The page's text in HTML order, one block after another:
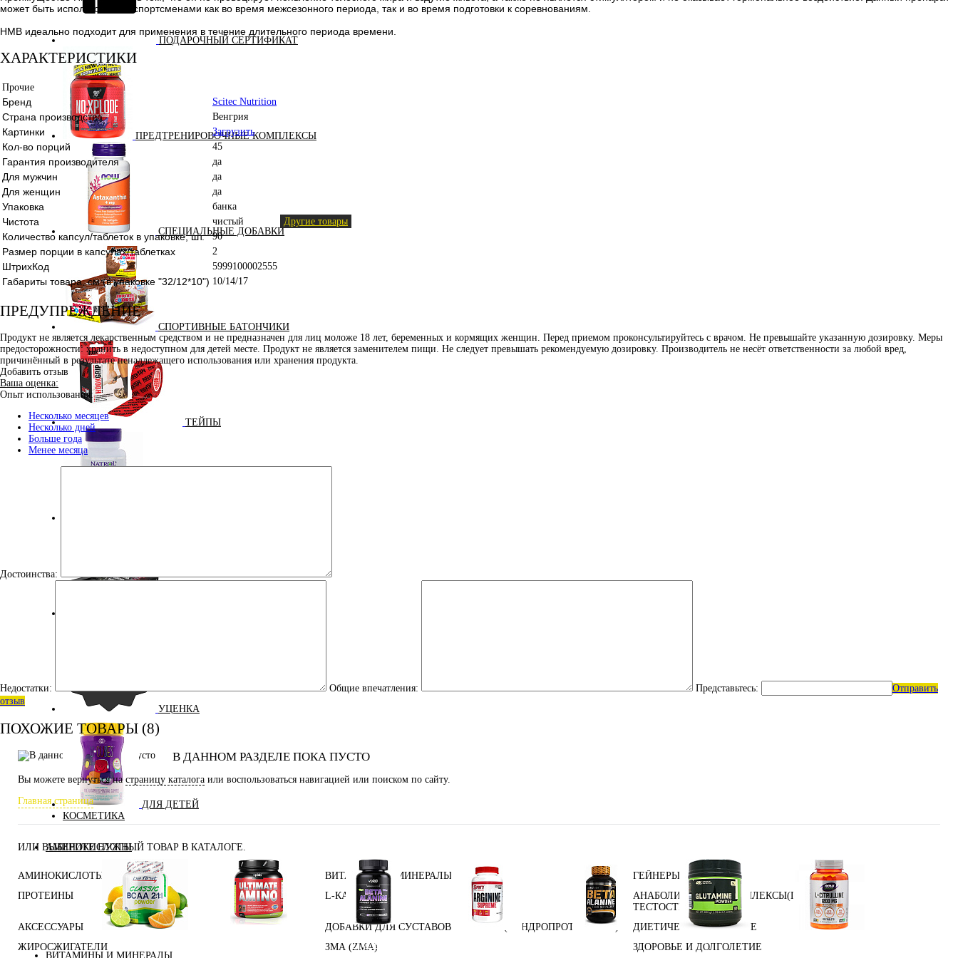
ПОДАРОЧНЫЙ СЕРТИФИКАТ
ПРЕДТРЕНИРОВОЧНЫЕ КОМПЛЕКСЫ
СПЕЦИАЛЬНЫЕ ДОБАВКИ
СПОРТИВНЫЕ БАТОНЧИКИ
ТЕЙПЫ
УЦЕНКА
ДЛЯ ДЕТЕЙ
КОСМЕТИКА
АМИНОКИСЛОТЫ
Аминокислоты
отдельные
ВИТАМИНЫ И МИНЕРАЛЫ
может быть использоваться спортсменами как во время межсезонного периода, так и во время подготовки к соревнованиям.
HMB идеально подходит для применения в течение длительного периода времени.
ХАРАКТЕРИСТИКИ
Прочие
Бренд Scitec Nutrition
Страна производства Венгрия
Картинки Загрузить
Кол-во порций 45
Гарантия производителя да
Для мужчин да
Для женщин да
Упаковка банка
Чистота чистый Другие товары
Количество капсул/таблеток в упаковке, шт. 90
Размер порции в капсулах/таблетках 2
ШтрихКод 5999100002555
Габариты товара, см (в упаковке "32/12*10") 10/14/17
ПРЕДУПРЕЖДЕНИЕ
Продукт не является лекарственным средством и не предназначен для лиц моложе 18 лет, беременных и кормящих женщин. Перед приемом проконсультируйтесь с врачом. Не превышайте указанную дозировку. Меры
предосторожности: хранить в недоступном для детей месте. Продукт не является заменителем пищи. Не следует превышать рекомендуемую дозировку. Производитель не несёт ответственности за любой вред,
причинённый в результате ненадлежащего использования или хранения продукта.
Добавить отзыв
Ваша оценка:
Опыт использования:
Несколько месяцев
Несколько дней
Больше года
Менее месяца
Достоинства:
Недостатки: Общие впечатления: Представьтесь:
Отправить
отзыв
ПОХОЖИЕ ТОВАРЫ (8)
В ДАННОМ РАЗДЕЛЕ ПОКА ПУСТО
Вы можете вернуться на страницу каталога или воспользоваться навигацией или поиском по сайту.
Главная страница
ИЛИ ВЫБЕРИТЕ НУЖНЫЙ ТОВАР В КАТАЛОГЕ.
АМИНОКИСЛОТЫ ВИТАМИНЫ И МИНЕРАЛЫ
ГЕЙНЕРЫ
ПРОТЕИНЫ
L-КАРНИТИН
АНАБОЛИЧЕСКИЕ КОМПЛЕКСЫ(ПОВЫШЕНИЕ
ТЕСТОСТЕРОНА)
АКСЕССУАРЫ
ДОБАВКИ ДЛЯ СУСТАВОВ И СВЯЗОК (ХОНДРОПРОТЕКТОРЫ)
ДИЕТИЧЕСКОЕ ПИТАНИЕ
ЖИРОСЖИГАТЕЛИ
ЗМА (ZMA) ЗДОРОВЬЕ И ДОЛГОЛЕТИЕ